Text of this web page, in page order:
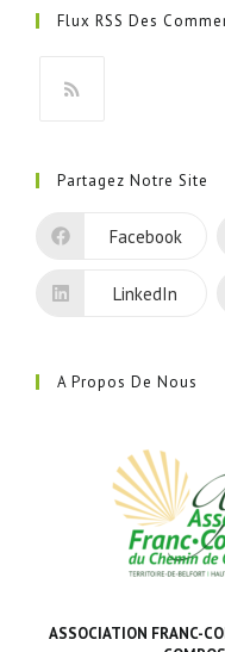
un
onglet
Flux RSS Des
un
nouvel
Partagez Notre Site
Facebook
LinkedIn
A Propos De Nous
ASSOCIATION FRANC-